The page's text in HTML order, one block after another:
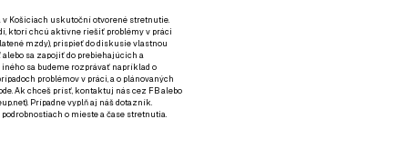
v Košiciach uskutoční otvorené stretnutie.
ktorí chcú aktívne riešiť problémy v práci
mzdy), prispieť do diskusie vlastnou
sa zapojiť do prebiehajúcich a
sa budeme rozprávať napríklad o
problémov v práci, a o plánovaných
Ak chceš prísť, kontaktuj nás cez FBalebo
Prípadnevyplň aj náš dotazník.
o mieste a čase stretnutia.